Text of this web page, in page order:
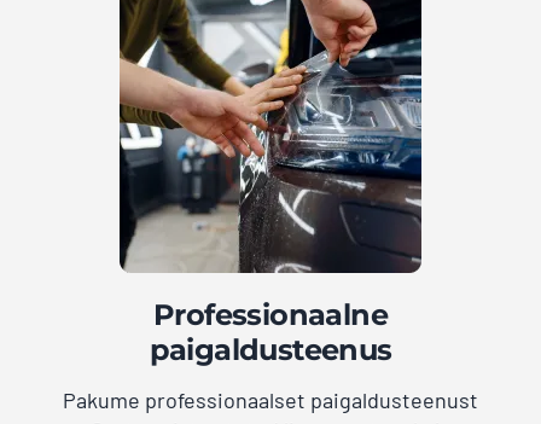
Professionaalne
paigaldusteenus
Pakume professionaalset paigaldusteenust